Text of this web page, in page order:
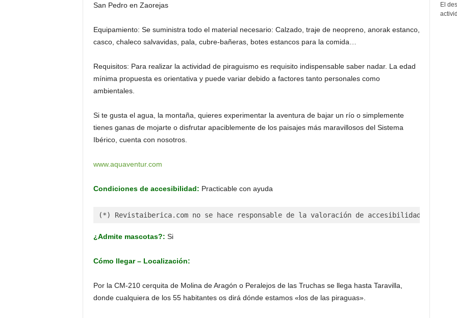
San Pedro en Zaorejas
Equipamiento: Se suministra todo el material necesario: Calzado, traje de neopreno, anorak estanco,
casco, chaleco salvavidas, pala, cubre-bañeras, botes estancos para la comida…
Requisitos: Para realizar la actividad de piraguismo es requisito indispensable saber nadar. La edad
mínima propuesta es orientativa y puede variar debido a factores tanto personales como
ambientales.
Si te gusta el agua, la montaña, quieres experimentar la aventura de bajar un río o simplemente
tienes ganas de mojarte o disfrutar apaciblemente de los paisajes más maravillosos del Sistema
Ibérico, cuenta con nosotros.
www.aquaventur.com
Condiciones de accesibilidad: Practicable con ayuda
(*) Revistaiberica.com no se hace responsable de la valoración de accesibilidad
¿Admite mascotas?: Si
Cómo llegar – Localización:
Por la CM-210 cerquita de Molina de Aragón o Peralejos de las Truchas se llega hasta Taravilla,
donde cualquiera de los 55 habitantes os dirá dónde estamos «los de las piraguas».
El